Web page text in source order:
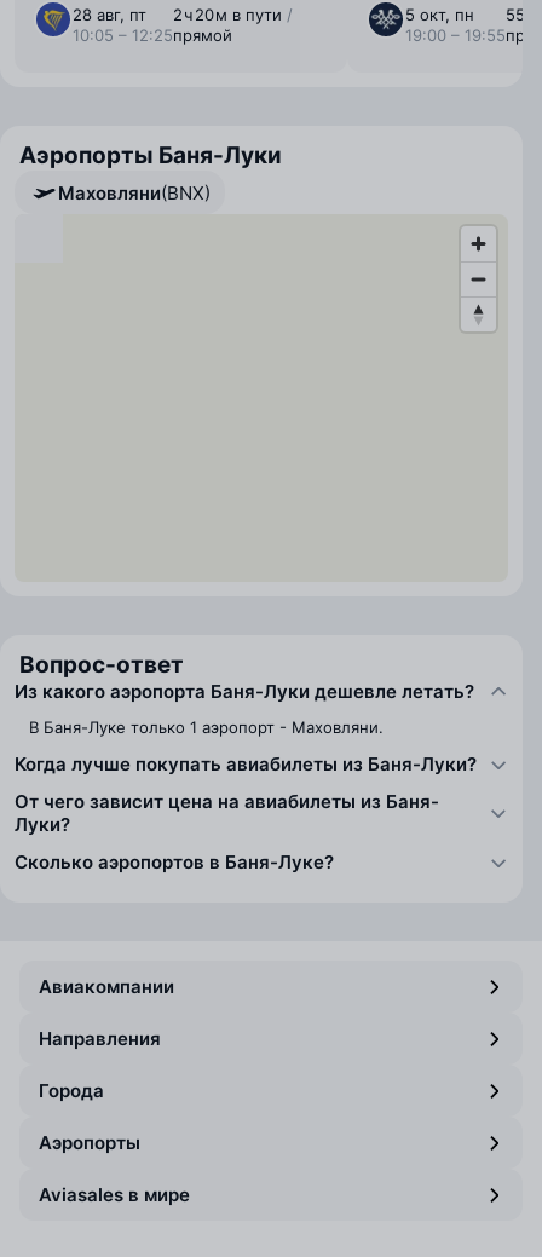
28 авг, пт
10:05 – 12:25
2 ⁠ч 20 ⁠м в пути /
прямой
5 окт, пн
19:00 – 19:55
55
Аэропорты Баня-Луки
Маховляни(BNX)
Вопрос-ответ
Из какого аэропорта Баня-Луки дешевле летать?
В Баня-Луке только 1 аэропорт - Маховляни.
Когда лучше покупать авиабилеты из Баня-Луки?
От чего зависит цена на авиабилеты из Баня-
Луки?
Сколько аэропортов в Баня-Луке?
Авиакомпании
Направления
Города
Аэропорты
Aviasales в мире